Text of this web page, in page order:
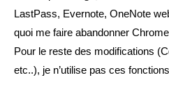
LastPass, Evernote, OneNote
quoi me faire abandonner
Pour le reste des modifications
etc..), je n’utilise pas ces